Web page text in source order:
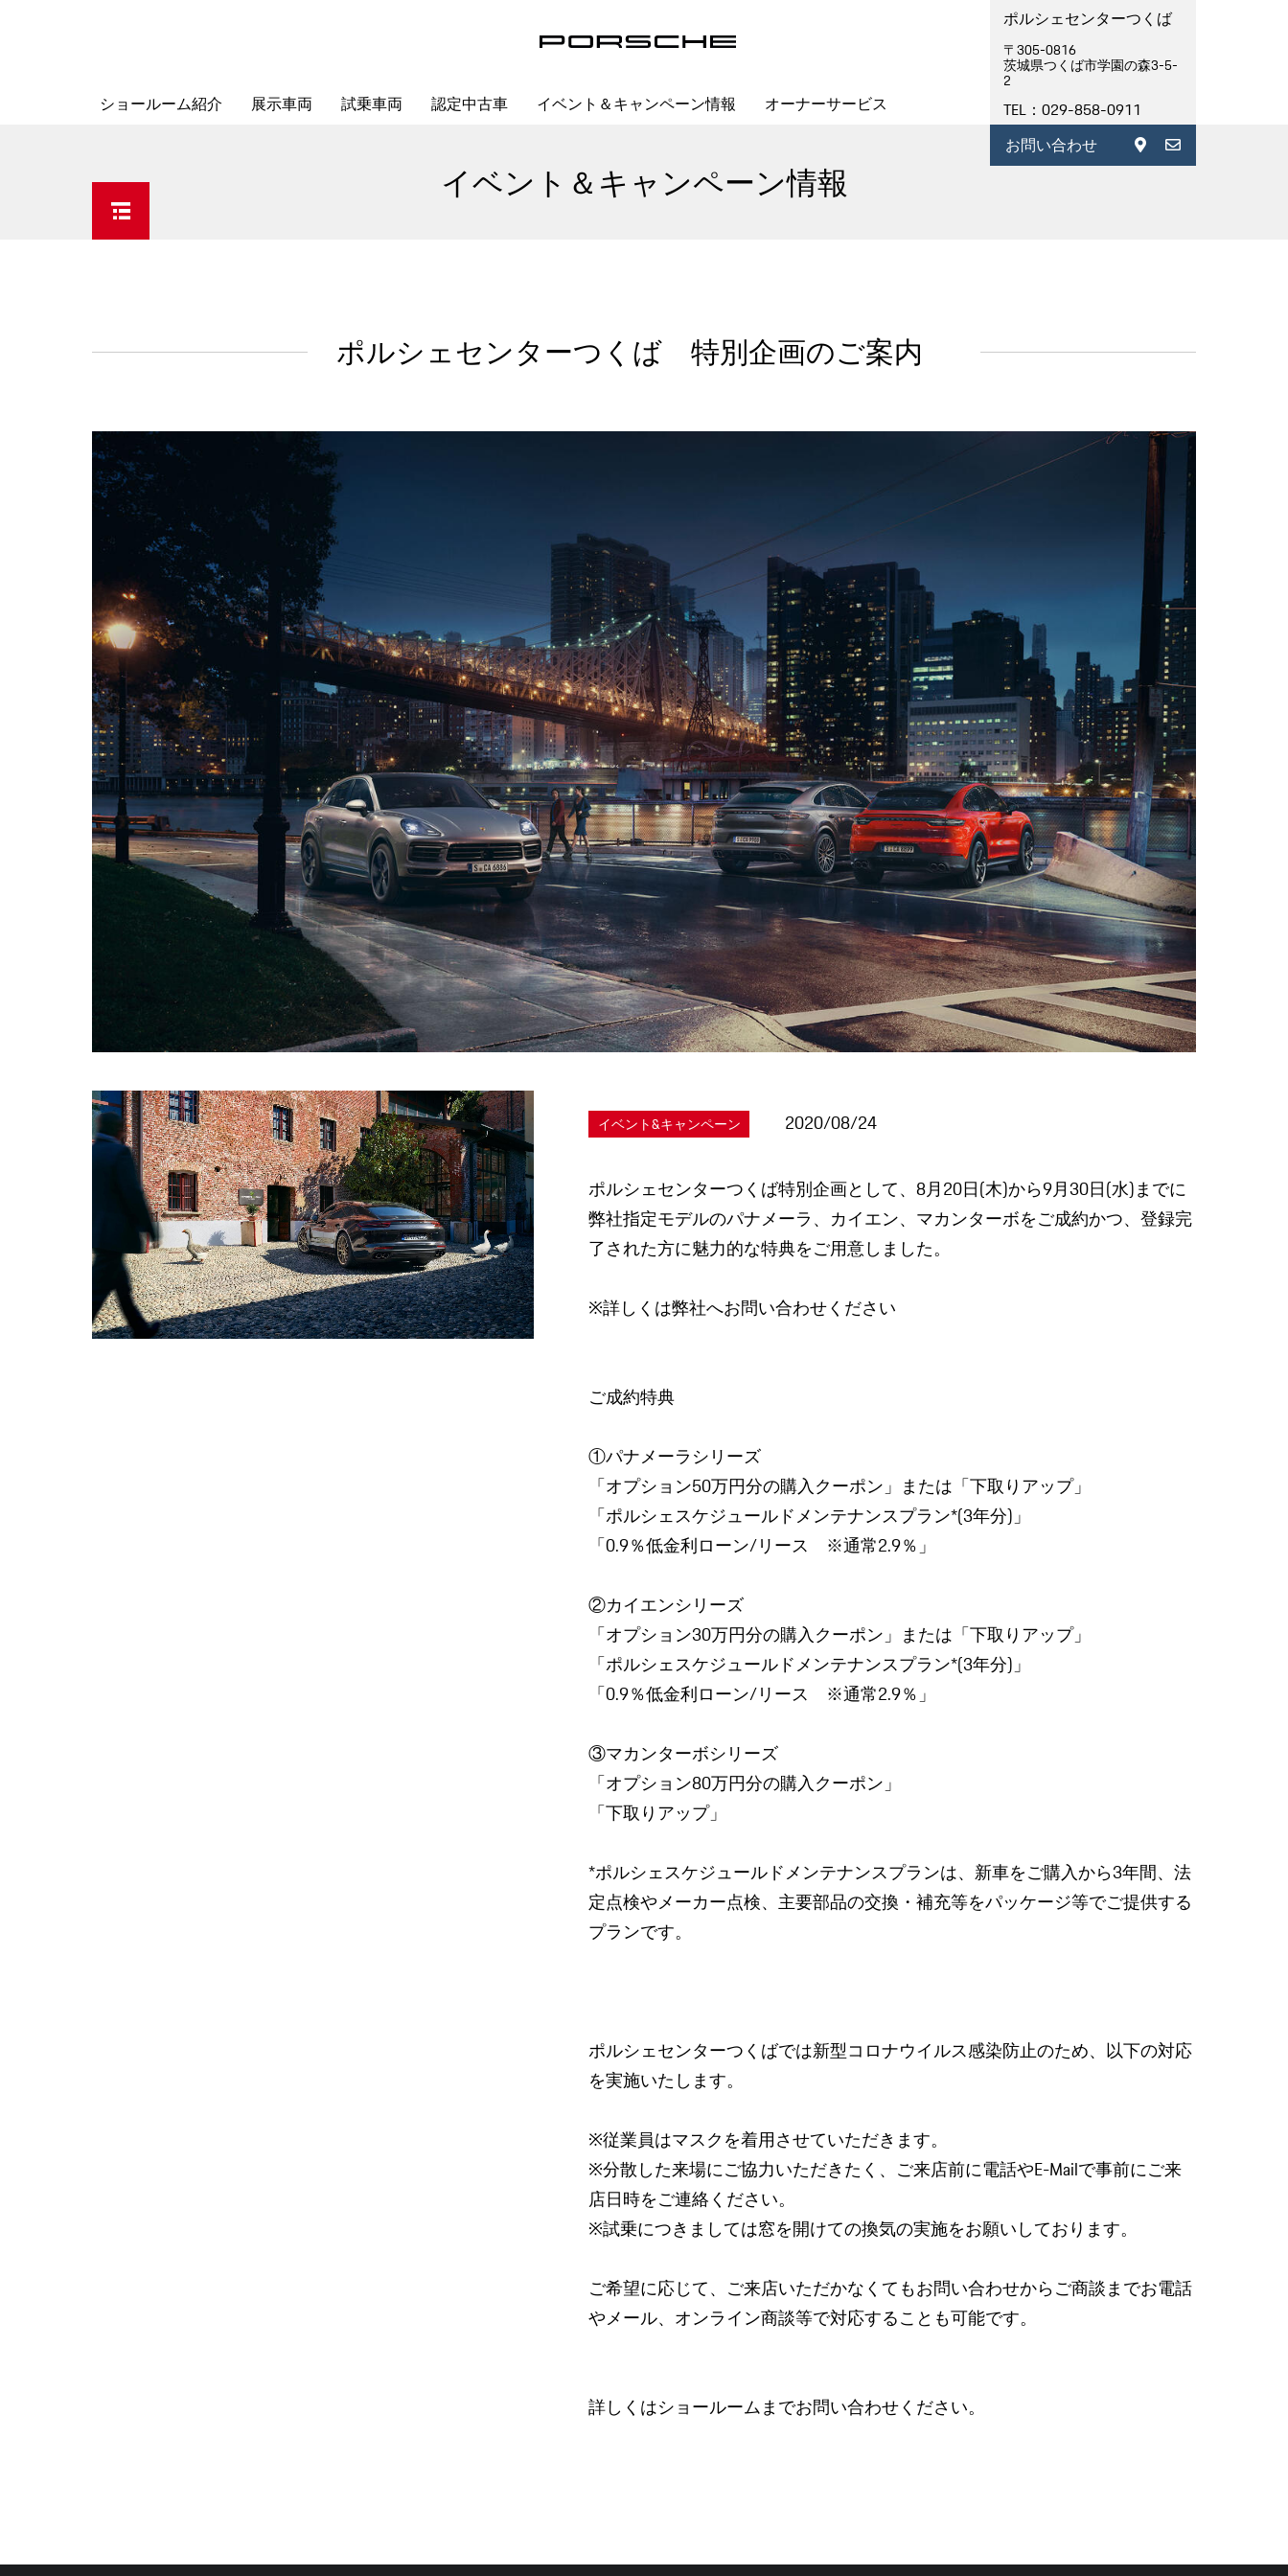
ショールーム紹介 展示車両 試乗車両 認定中古車 イベント＆キャンペーン情報 オーナーサービス
ポルシェセンターつくば
〒305-0816
茨城県つくば市学園の森3-5-
2
TEL：029-858-0911
お問い合わせ
イベント＆キャンペーン情報
ポルシェセンターつくば 特別企画のご案内
イベント&キャンペーン 2020/08/24
ポルシェセンターつくば特別企画として、8月20日(木)から9月30日(水)までに
弊社指定モデルのパナメーラ、カイエン、マカンターボをご成約かつ、登録完
了された方に魅力的な特典をご用意しました。
※詳しくは弊社へお問い合わせください
ご成約特典
①パナメーラシリーズ
「オプション50万円分の購入クーポン」または「下取りアップ」
「ポルシェスケジュールドメンテナンスプラン*(3年分)」
「0.9％低金利ローン/リース ※通常2.9％」
②カイエンシリーズ
「オプション30万円分の購入クーポン」または「下取りアップ」
「ポルシェスケジュールドメンテナンスプラン*(3年分)」
「0.9％低金利ローン/リース ※通常2.9％」
③マカンターボシリーズ
「オプション80万円分の購入クーポン」
「下取りアップ」
*ポルシェスケジュールドメンテナンスプランは、新車をご購入から3年間、法
定点検やメーカー点検、主要部品の交換・補充等をパッケージ等でご提供する
プランです。
ポルシェセンターつくばでは新型コロナウイルス感染防止のため、以下の対応
を実施いたします。
※従業員はマスクを着用させていただきます。
※分散した来場にご協力いただきたく、ご来店前に電話やE-Mailで事前にご来
店日時をご連絡ください。
※試乗につきましては窓を開けての換気の実施をお願いしております。
ご希望に応じて、ご来店いただかなくてもお問い合わせからご商談までお電話
やメール、オンライン商談等で対応することも可能です。
詳しくはショールームまでお問い合わせください。